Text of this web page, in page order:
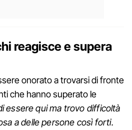
reagisce e supera
onorato a trovarsi di fronte
che hanno superato le
essere qui ma trovo difficoltà
a delle persone così forti.